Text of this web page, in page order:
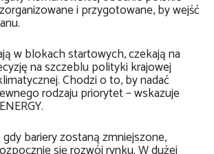
i przygotowane, by wejść
w blokach startowych, czekają na
na szczeblu polityki krajowej
Chodzi o to, by nadać
rodzaju priorytet – wskazuje
bariery zostaną zmniejszone,